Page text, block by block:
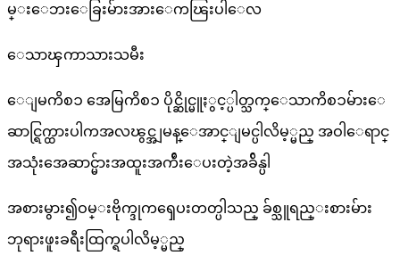
မ္းေဘးေခြးမ်ားအားေကၽြးပါေလ
ေသာၾကာသားသမီး
ေျမကိစၥ အေမြကိစၥ ပိုင္ဆိုင္မူႏွင့္ပါတ္သက္ေသာကိစၥမ်ားေ
ဆာင္ရြက္ထားပါကအလၽွင္အျမန္ေအာင္ျမင္ပါလိမ့္မည္ အဝါေရာင္
အသုံးအေဆာင္မ်ားအထူးအက်ိဴးေပးတဲ့အခ်ိန္ပါ
အစားမွား၍ဝမ္းဗိုက္ဒုကၡေပးတတ္ပါသည္ ခ်စ္သူရည္းစားမ်ား
ဘုရားဖူးခရီးထြက္ရပါလိမ့္မည္